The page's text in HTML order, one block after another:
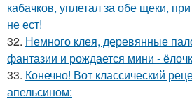
кабачков, уплетал за обе щеки,
не ест!
32. Немного клея, деревянные
фантазии и рождается мини -
33. Конечно! Вот классический
апельсином: